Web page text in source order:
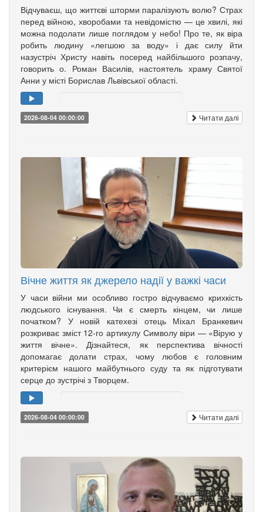
Відчуваєш, що життєві шторми паралізують волю? Страх
перед війною, хворобами та невідомістю — це хвилі, які
можна подолати лише поглядом у небо! Про те, як віра
робить людину «легшою за воду» і дає силу йти
назустріч Христу навіть посеред найбільшого розпачу,
говорить о. Роман Василів, настоятель храму Святої
Анни у місті Борислав Львівської області.
2026-08-04 00:00:00 Читати далі
Вічне життя як джерело надії у важкі часи
У часи війни ми особливо гостро відчуваємо крихкість
людського існування. Чи є смерть кінцем, чи лише
початком? У новій катехезі отець Міхал Бранкевич
розкриває зміст 12-го артикулу Символу віри — «Вірую у
життя вічне». Дізнайтеся, як перспектива вічності
допомагає долати страх, чому любов є головним
критерієм нашого майбутнього суду та як підготувати
серце до зустрічі з Творцем.
2026-08-04 00:00:00 Читати далі